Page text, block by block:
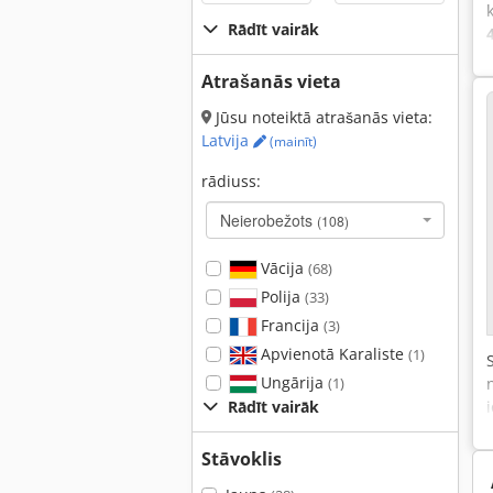
Rādīt vairāk
Atrašanās vieta
Jūsu noteiktā atrašanās vieta:
Latvija
(mainīt)
rādiuss:
Neierobežots (108)
Vācija (68)
Polija (33)
Francija (3)
Apvienotā Karaliste (1)
Ungārija (1)
Rādīt vairāk
Stāvoklis